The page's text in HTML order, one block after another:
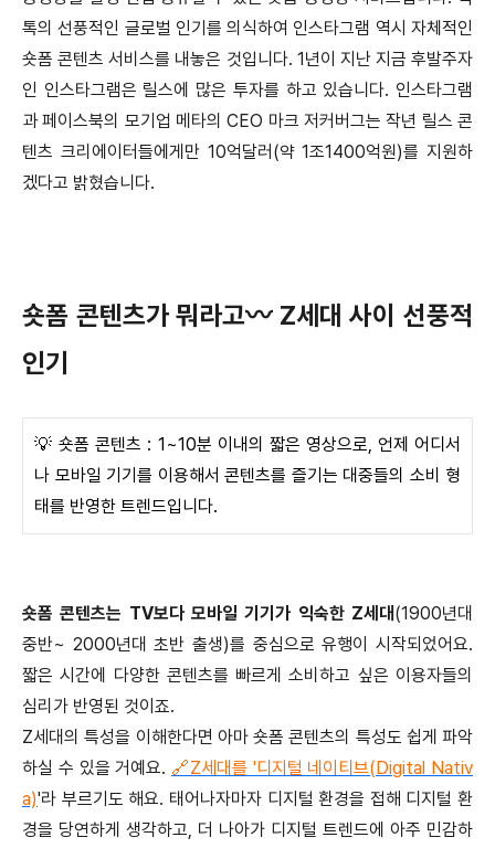
톡의 선풍적인 글로벌 인기를 의식하여 인스타그램 역시 자체적인
숏폼 콘텐츠 서비스를 내놓은 것입니다. 1년이 지난 지금 후발주자
인 인스타그램은 릴스에 많은 투자를 하고 있습니다. 인스타그램
과 페이스북의 모기업 메타의 CEO 마크 저커버그는 작년 릴스 콘
텐츠 크리에이터들에게만 10억달러(약 1조1400억원)를 지원하
겠다고 밝혔습니다.
숏폼 콘텐츠가 뭐라고〰 Z세대 사이 선풍적
인기
💡 숏폼 콘텐츠 : 1~10분 이내의 짧은 영상으로, 언제 어디서
나 모바일 기기를 이용해서 콘텐츠를 즐기는 대중들의 소비 형
태를 반영한 트렌드입니다.
숏폼 콘텐츠는 TV보다 모바일 기기가 익숙한 Z세대(1900년대
중반~ 2000년대 초반 출생)를 중심으로 유행이 시작되었어요.
짧은 시간에 다양한 콘텐츠를 빠르게 소비하고 싶은 이용자들의
심리가 반영된 것이죠.
Z세대의 특성을 이해한다면 아마 숏폼 콘텐츠의 특성도 쉽게 파악
하실 수 있을 거예요. 🔗Z세대를 '디지털 네이티브(Digital Nativ
a)'라 부르기도 해요. 태어나자마자 디지털 환경을 접해 디지털 환
경을 당연하게 생각하고, 더 나아가 디지털 트렌드에 아주 민감하